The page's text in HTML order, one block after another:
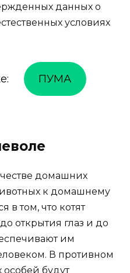
данных о
условиях
ПУМА
домашних
к домашнему
в том, что котят
открытия глаз и до
им
В противном
особей будут